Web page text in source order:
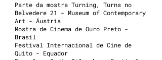
Parte da mostra Turning, Turns no
Belvedere 21 - Museum of Contemporary
Art - Áustria
Mostra de Cinema de Ouro Preto -
Brasil
Festival Internacional de Cine de
Quito - Equador